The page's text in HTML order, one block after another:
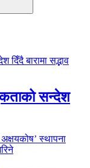
सन्देश